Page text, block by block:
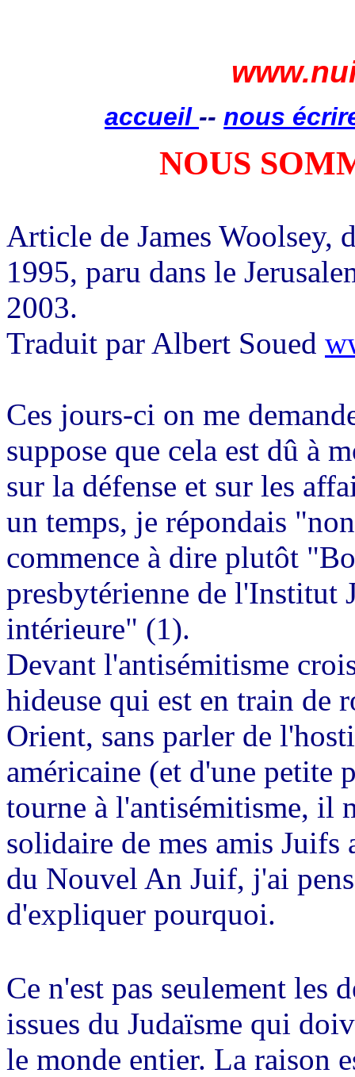
accueil -- nous
NOUS
Article de James Woolsey,
1995, paru dans le
2003.
Traduit par Albert Soued
Ces jours-ci on me
suppose que cela est dû à
sur la défense et sur les
un temps, je répondais
commence à dire plutôt
presbytérienne de l'Institut
intérieure" (1).
Devant l'antisémitisme
hideuse qui est en train de
Orient, sans parler de
américaine (et d'une petite
tourne à l'antisémitisme, il
solidaire de mes amis
du Nouvel An Juif, j'ai
d'expliquer pourquoi.
Ce n'est pas seulement les
issues du Judaïsme qui
le monde entier. La raison